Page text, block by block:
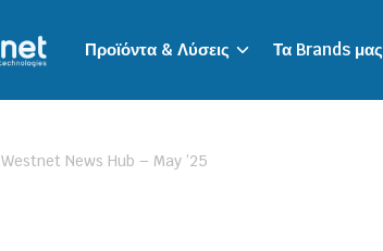
Προϊόντα & Λύσεις Τα Brands μας
Westnet News Hub – May ’25